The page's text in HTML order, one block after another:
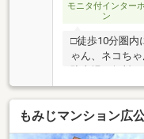
モニタ付インター
ン
□徒歩10分圏内
ゃん、ネコち
校 徒歩9分□
広店 徒歩4分
徒歩1分■ホー
広駅 徒歩5分
もみじマンション広